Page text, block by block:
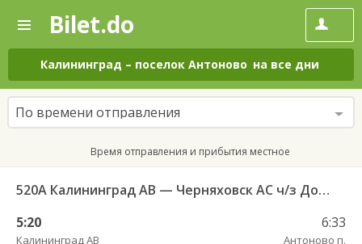
—
Поиск
и
покупка
билетов
на
автобус
онлайн
Bilet.do
Калининград – поселок Антоново на все дни
По времени отправления
Время отправления и прибытия местное
520А Калининград АВ — Черняховск АС ч/з Домново п., Правдинск КДП
5:20
Калининград АВ
6:33
Антоново п.